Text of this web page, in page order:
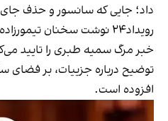
داد؛ جایی که سانسور و حذف
رویداد۲۴ نوشت سخنان
خبر مرگ سمیه طبری را تایید
توضیح درباره جزییات، بر فضای
افزوده است.